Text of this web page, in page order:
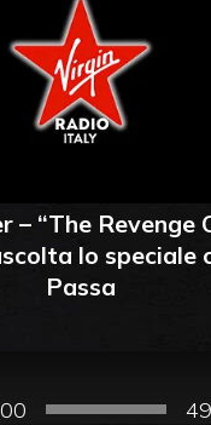
– “The Revenge
lo speciale
Passa